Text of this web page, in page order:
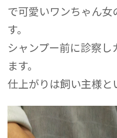
で可愛いワンちゃん
す。
シャンプー前に診察
ます。
仕上がりは飼い主様と